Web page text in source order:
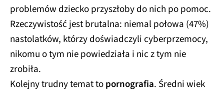
problemów dziecko przyszłoby do nich po pomoc.
Rzeczywistość jest brutalna: niemal połowa (47%)
nastolatków, którzy doświadczyli cyberprzemocy,
nikomu o tym nie powiedziała i nic z tym nie
zrobiła.
Kolejny trudny temat topornografia. Średni wiek